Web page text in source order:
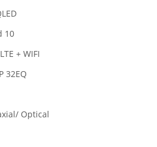
10
+ WIFI
32EQ
Optical